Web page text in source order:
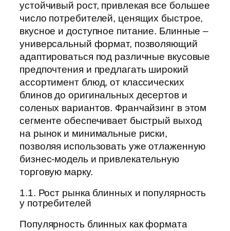
устойчивый рост, привлекая все большее
число потребителей, ценящих быстрое,
вкусное и доступное питание. Блинные –
универсальный формат, позволяющий
адаптироваться под различные вкусовые
предпочтения и предлагать широкий
ассортимент блюд, от классических
блинов до оригинальных десертов и
соленых вариантов. Франчайзинг в этом
сегменте обеспечивает быстрый выход
на рынок и минимальные риски,
позволяя использовать уже отлаженную
бизнес-модель и привлекательную
торговую марку.
1.1. Рост рынка блинных и популярность
у потребителей
Популярность блинных как формата